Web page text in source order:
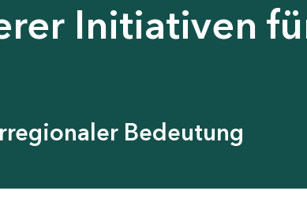
Initiativen
Bedeutung